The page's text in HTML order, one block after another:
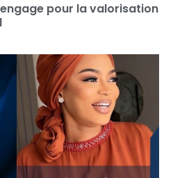
pour la valorisation